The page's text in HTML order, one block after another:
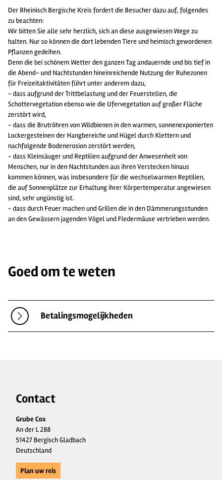
Der Rheinisch Bergische Kreis fordert die Besucher dazu auf, folgendes
zu beachten:
Wir bitten Sie alle sehr herzlich, sich an diese ausgewiesen Wege zu
halten. Nur so können die dort lebenden Tiere und heimisch gewordenen
Pflanzen gedeihen.
Denn die bei schönem Wetter den ganzen Tag andauernde und bis tief in
die Abend- und Nachtstunden hineinreichende Nutzung der Ruhezonen
für Freizeitaktivitäten führt unter anderem dazu,
- dass aufgrund der Trittbelastung und der Feuerstellen, die
Schottervegetation ebenso wie die Ufervegetation auf großer Fläche
zerstört wird,
- dass die Brutröhren von Wildbienen in den warmen, sonnenexponierten
Lockergesteinen der Hangbereiche und Hügel durch Klettern und
nachfolgende Bodenerosion zerstört werden,
- dass Kleinsäuger und Reptilien aufgrund der Anwesenheit von
Menschen, nur in den Nachtstunden aus ihren Verstecken hinaus
kommen können, was insbesondere für die wechselwarmen Reptilien,
die auf Sonnenplätze zur Erhaltung ihrer Körpertemperatur angewiesen
sind, sehr ungünstig ist.
- dass durch Feuer machen und Grillen die in den Dämmerungsstunden
an den Gewässern jagenden Vögel und Fledermäuse vertrieben werden.
Goed om te weten
Betalingsmogelijkheden
Contact
Grube Cox
An der L 288
51427 Bergisch Gladbach
Deutschland
Plan uw reis